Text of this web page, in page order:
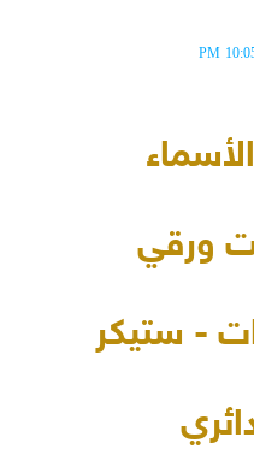
10:05
ورقي
- ستيكر